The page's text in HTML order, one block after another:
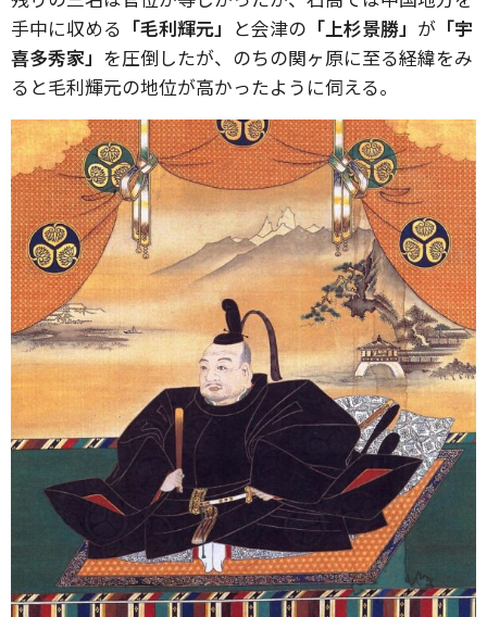
手中に収める 「毛利輝元」 と会津の 「上杉景勝」 が 「宇
喜多秀家」 を圧倒したが、のちの関ヶ原に至る経緯をみ
ると毛利輝元の地位が高かったように伺える。